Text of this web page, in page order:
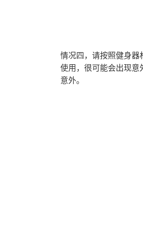
情况四，请按照健身器
使用，很可能会出现意
意外。